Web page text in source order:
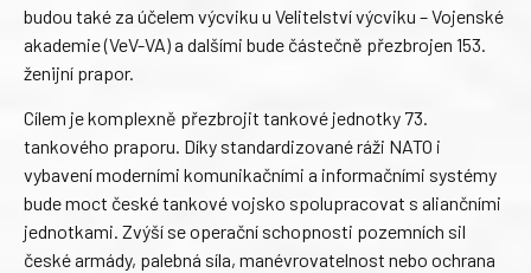
budou také za účelem výcviku u Velitelství výcviku – Vojenské
akademie (VeV-VA) a dalšími bude částečně přezbrojen 153.
ženijní prapor.
Cílem je komplexně přezbrojit tankové jednotky 73.
tankového praporu. Díky standardizované ráži NATO i
vybavení moderními komunikačními a informačními systémy
bude moct české tankové vojsko spolupracovat s aliančními
jednotkami. Zvýší se operační schopnosti pozemních sil
české armády, palebná síla, manévrovatelnost nebo ochrana